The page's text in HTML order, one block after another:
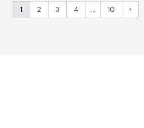
1 2 3 4 ... 10 ›